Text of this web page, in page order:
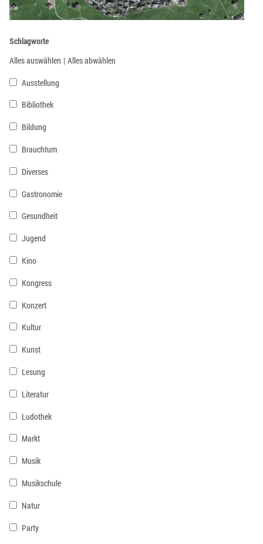
Schlagworte
Alles auswählen | Alles abwählen
Ausstellung
Bibliothek
Bildung
Brauchtum
Diverses
Gastronomie
Gesundheit
Jugend
Kino
Kongress
Konzert
Kultur
Kunst
Lesung
Literatur
Ludothek
Markt
Musik
Musikschule
Natur
Party